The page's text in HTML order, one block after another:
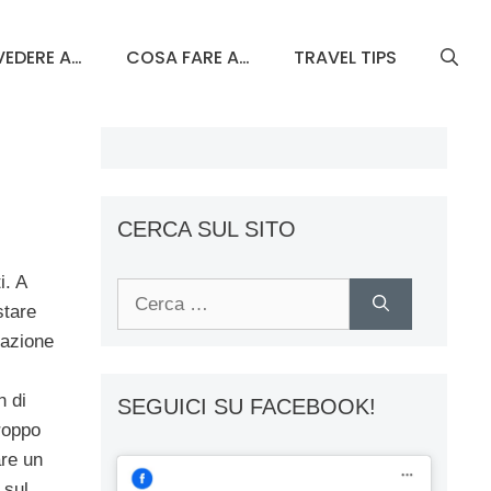
A… COSA FARE A… TRAVEL TIPS
A
di
un
CERCA SUL SITO
SEGUICI SU FACEBOOK!